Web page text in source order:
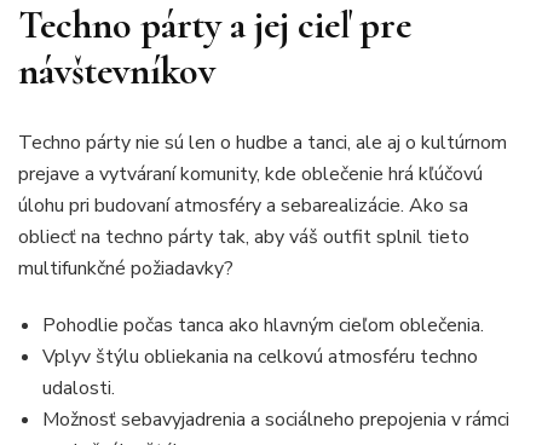
Techno párty a jej cieľ pre
návštevníkov
Techno párty nie sú len o hudbe a tanci, ale aj o kultúrnom
prejave a vytváraní komunity, kde oblečenie hrá kľúčovú
úlohu pri budovaní atmosféry a sebarealizácie. Ako sa
obliecť na techno párty tak, aby váš outfit splnil tieto
multifunkčné požiadavky?
Pohodlie počas tanca ako hlavným cieľom oblečenia.
Vplyv štýlu obliekania na celkovú atmosféru techno
udalosti.
Možnosť sebavyjadrenia a sociálneho prepojenia v rámci